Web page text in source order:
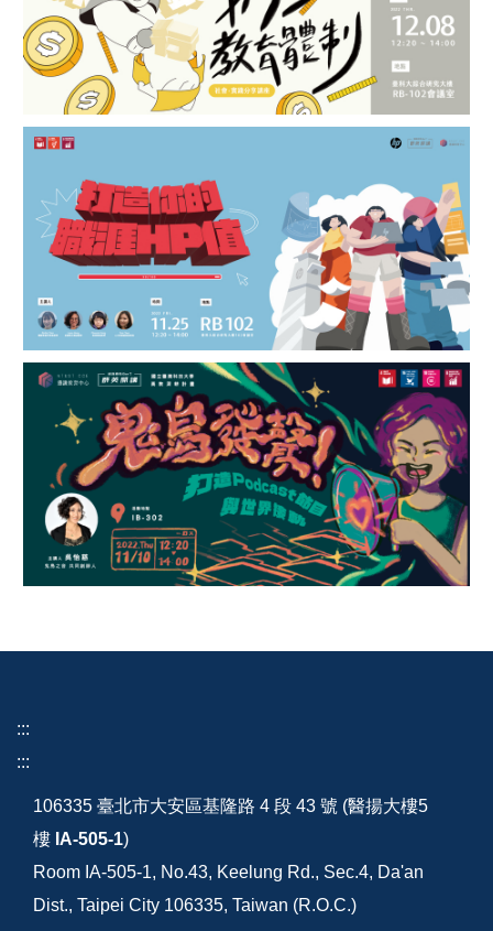
:::
:::
106335 臺北市大安區基隆路 4 段 43 號 (醫揚大樓5
樓 IA-505-1)
Room IA-505-1, No.43, Keelung Rd., Sec.4, Da'an
Dist., Taipei City 106335, Taiwan (R.O.C.)